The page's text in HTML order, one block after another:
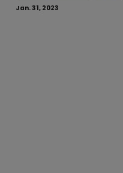
Jan. 31, 2023